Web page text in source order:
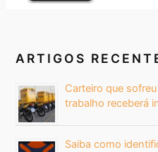
ARTIGOS
Carteiro que
trabalho receberá
Saiba como